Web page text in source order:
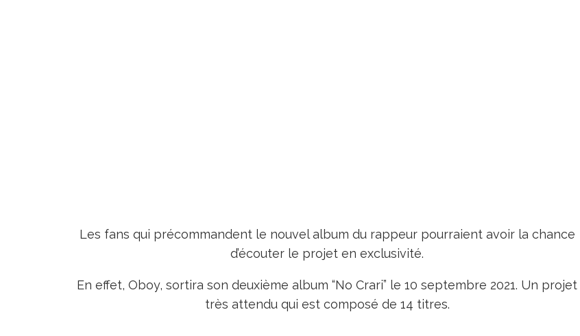
Les fans qui précommandent le nouvel album du rappeur pourraient avoir la chance
d’écouter le projet en exclusivité.
En effet, Oboy, sortira son deuxième album “No Crari” le 10 septembre 2021. Un projet
très attendu qui est composé de 14 titres.